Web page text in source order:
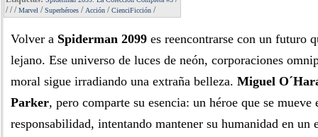
///Marvel /Superhéroes / Acción /CienciFicción /
Volver a Spiderman 2099 es reencontrarse con un futuro
lejano. Ese universo de luces de neón, corporaciones
moral sigue irradiando una extraña belleza. Miguel
Parker, pero comparte su esencia: un héroe que se
responsabilidad, intentando mantener su humanidad en un